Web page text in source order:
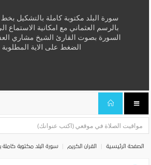
سورة البلد مكتوبة كاملة بالتشكيل
بالرسم العثماني مع امكانية الاستماع
السورة بصوت القارئ الشيخ مشاري
الضغط على الاية المطلوبة
الصفحة الرئيسية القران الكريم سورة البلد مكتوبة كاملة